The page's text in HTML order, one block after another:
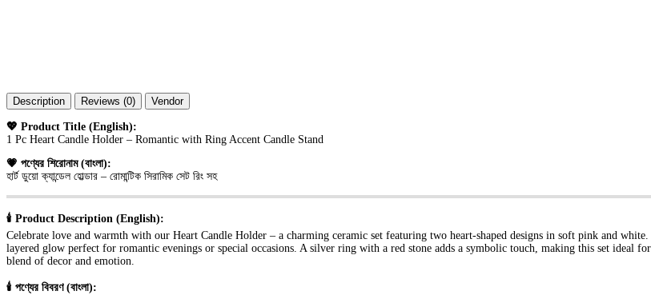
Description Reviews (0) Vendor
💖 Product Title (English):
1 Pc Heart Candle Holder – Romantic with Ring Accent Candle Stand
💗 পণ্যের শিরোনাম (বাংলা):
হার্ট ডুয়ো ক্যান্ডেল হোল্ডার – রোমান্টিক সিরামিক সেট রিং সহ
🕯️ Product Description (English):
Celebrate love and warmth with our Heart Candle Holder – a charming ceramic set featuring two heart-shaped designs in soft pink and
layered glow perfect for romantic evenings or special occasions. A silver ring with a red stone adds a symbolic touch, making this set ideal
blend of decor and emotion.
🕯️ পণ্যের বিবরণ (বাংলা):